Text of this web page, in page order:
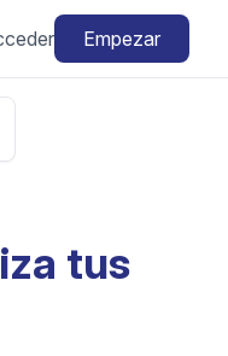
Empezar
tus